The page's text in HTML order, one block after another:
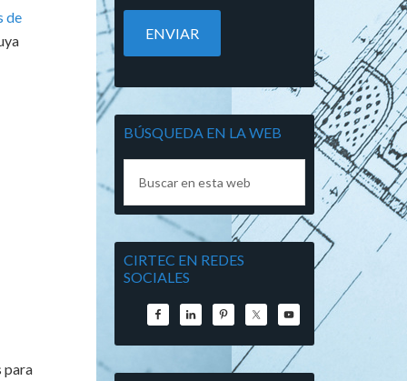
de
para
BÚSQUEDA EN LA WEB
CIRTEC EN REDES
SOCIALES